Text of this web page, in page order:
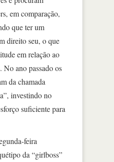
em comparação,
que ter um
direito seu, o que
em relação ao
No ano passado os
da chamada
investindo no
suficiente para
feira
da “girlboss”